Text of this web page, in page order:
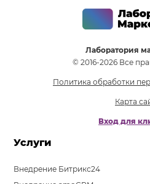
Лаборатория
© 2016-2026 Все
Политика обработки
Карта
Вход для
Услуги
Внедрение Битрикс24